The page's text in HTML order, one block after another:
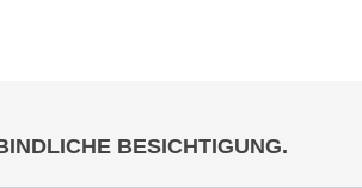
BESICHTIGUNG.